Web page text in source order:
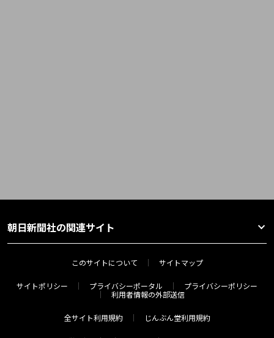
朝日新聞社の関連サイト
このサイトについて サイトマップ
サイトポリシー プライバシーポータル
プライバシーポリシー
利用者情報の外部送信
全サイト利用規約 じんぶん堂利用規約